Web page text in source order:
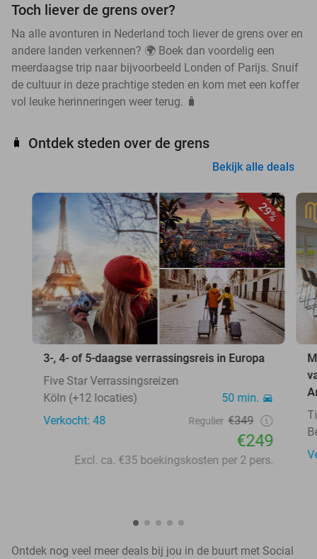
Toch liever de grens over?
Na alle avonturen in Nederland toch liever de grens over en
andere landen verkennen? 🌍 Boek dan voordelig een
meerdaagse trip naar bijvoorbeeld Londen of Parijs. Snuif
de cultuur in deze prachtige steden en kom met een koffer
vol leuke herinneringen weer terug. 🧳
🧳 Ontdek steden over de grens
Bekijk alle deals
29%
3-, 4- of 5-daagse verrassingsreis in Europa
Five Star Verrassingsreizen
Köln (+12 locaties)
50 min.
Verkocht: 48
Regulier €349
€249
Excl. ca. €35 boekingskosten per 2 pers.
Ontdek nog veel meer deals bij jou in de buurt met Social